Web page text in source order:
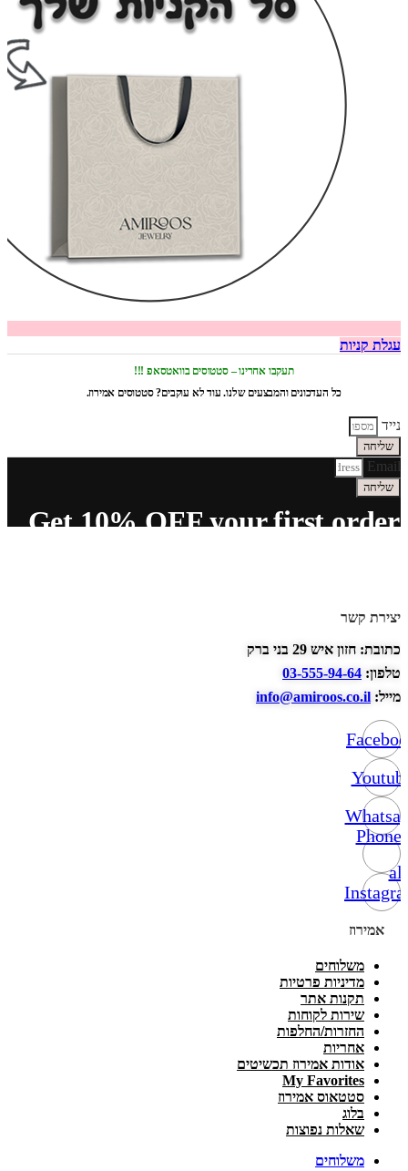
עגלת קניות
תעקבו אחרינו – סטטוסים בוואטסאפ !!!
כל העדכונים והמבצעים שלנו. עוד לא עוקבים? סטטוסים אמירוז.
נייד
שליחה
Email
שליחה
Get 10% OFF your first order
יצירת קשר
כתובת: חזון איש 29 בני ברק
טלפון: 03-555-94-64
מייל: info@amiroos.co.il
Phone-
alt
אמירוז
משלוחים
מדיניות פרטיות
תקנות אתר
שירות לקוחות
החזרות/החלפות
אחריות
אודות אמירוז תכשיטים
My Favorites
סטטאוס אמירוז
בלוג
שאלות נפוצות
משלוחים